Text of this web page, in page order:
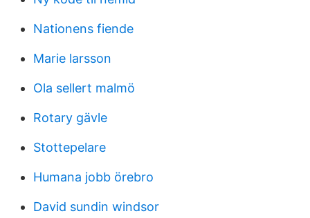
Nationens fiende
Marie larsson
Ola sellert malmö
Rotary gävle
Stottepelare
Humana jobb örebro
David sundin windsor